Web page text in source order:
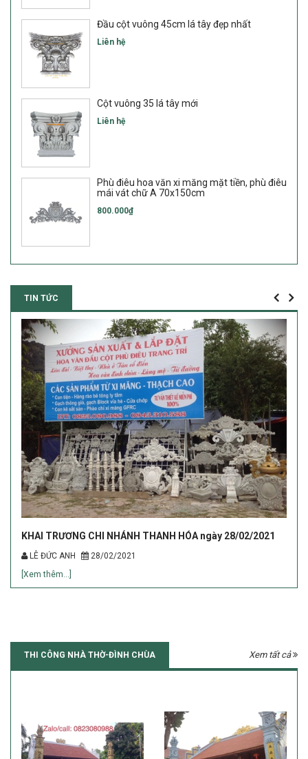
Đầu cột vuông 45cm lá tây đẹp nhất
Liên hệ
Cột vuông 35 lá tây mới
Liên hệ
Phù điêu hoa văn xi măng mặt tiền, phù điêu
mái vát chữ A 70x150cm
800.000₫
TIN TỨC
KHAI TRƯƠNG CHI NHÁNH THANH HÓA ngày 28/02/2021
LÊ ĐỨC ANH
28/02/2021
[Xem thêm...]
THI CÔNG NHÀ THỜ-ĐÌNH CHÙA Xem tất cả